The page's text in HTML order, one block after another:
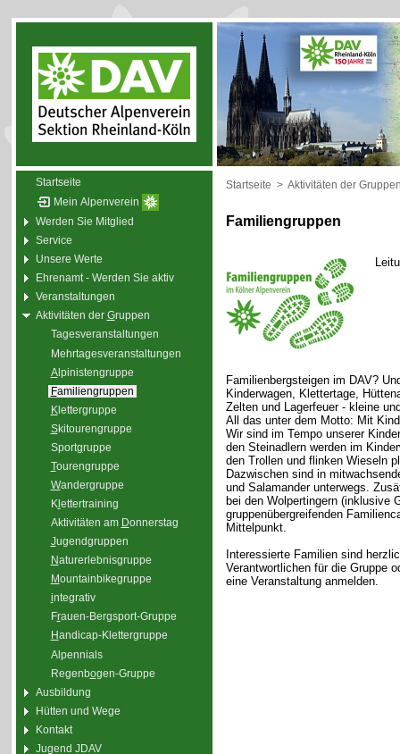
Startseite
Mein Alpenverein
Werden Sie Mitglied
Service
Unsere Werte
Ehrenamt - Werden Sie aktiv
Veranstaltungen
Aktivitäten der Gruppen
Tagesveranstaltungen
Mehrtagesveranstaltungen
Alpinistengruppe
Familiengruppen
Klettergruppe
Skitourengruppe
Sportgruppe
Tourengruppe
Wandergruppe
Kl ettertraining
Aktivitäten am Donnerstag
Jugendgruppen
Naturerlebnisgruppe
Mountainbikegruppe
integrativ
Frauen-Bergsport-Gruppe
Handicap-Klettergruppe
Alpennials
Regenbogen-Gruppe
Ausbildung
Hütten und Wege
Kontakt
Jugend JDAV
Startseite > Aktivitäten der
Familiengruppen
Familienbergsteigen im DAV?
Kinderwagen, Klettertage,
Zelten und Lagerfeuer - kleine
All das unter dem Motto: Mit
Wir sind im Tempo unserer
den Steinadlern werden im
den Trollen und flinken Wieseln
Dazwischen sind in
und Salamander unterwegs.
bei den Wolpertingern (inklusive
gruppenübergreifenden
Mittelpunkt.
Interessierte Familien sind
Verantwortlichen für die Gruppe
eine Veranstaltung anmelden.